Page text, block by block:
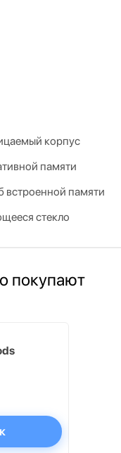
корпус
памяти
встроенной памяти
стекло
покупают